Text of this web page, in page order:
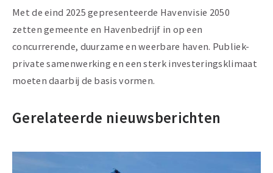
Met de eind 2025 gepresenteerde Havenvisie 2050
zetten gemeente en Havenbedrijf in op een
concurrerende, duurzame en weerbare haven. Publiek-
private samenwerking en een sterk investeringsklimaat
moeten daarbij de basis vormen.
Gerelateerde nieuwsberichten